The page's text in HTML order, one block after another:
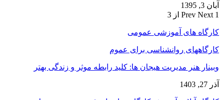
آبان 3, 1395
Prev Next 1 از 3
کارگاه های آموزشی عمومی
کارگاههای روانشناسی برای عموم
وبینار هنر مدیریت هیجان ها: کلید رابطه موثر و زندگی بهتر
آذر 27, 1403